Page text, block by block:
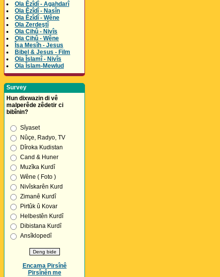
Ola Êzîdî - Agahdarî
Ola Êzîdî - Nasîn
Ola Êzîdî - Wêne
Ola Zerdeştî
Ola Cihû - Nivîs
Ola Cihû - Wêne
Îsa Mesîh - Jesus
Bibel & Jesus - Film
Ola Îslamî - Nivîs
Ola Îslam-Mewlud
Survey
Hun dixwazin di vê
malperêde zêdetir ci
bibînin?
Sîyaset
Nûçe, Radyo, TV
Dîroka Kudistan
Cand & Huner
Muzîka Kurdî
Wêne ( Foto )
Nivîskarên Kurd
Zimanê Kurdî
Pirtûk û Kovar
Helbestên Kurdî
Dibistana Kurdî
Ansîklopedî
Encama Pirsînê
Pirsînên me